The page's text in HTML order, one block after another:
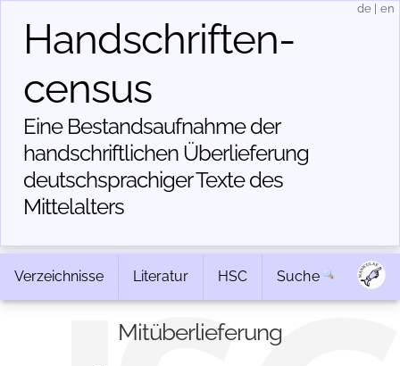
Handschriften­
census
Eine Bestandsaufnahme der
handschriftlichen Über­lieferung
deutschsprachiger Texte des
Mittelalters
de en
Verzeichnisse Literatur HSC Suche
Mitüberlieferung